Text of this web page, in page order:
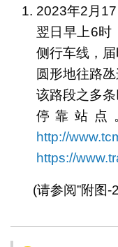
2023年2月
翌日早上6时
侧行车线，
圆形地往路
该路段之多
停靠站点
http://
https://
(请参阅”附图-